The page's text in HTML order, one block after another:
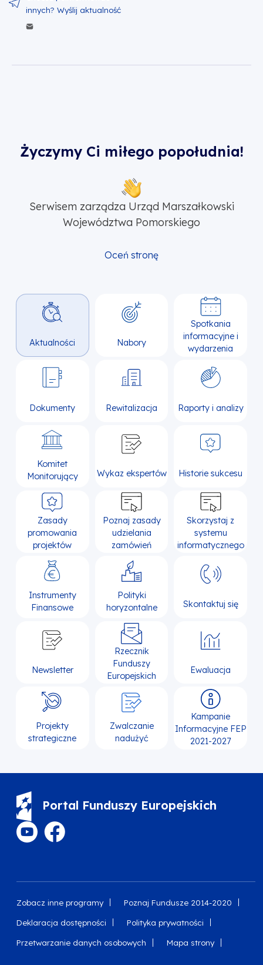
Życzymy Ci miłego popołudnia!
Serwisem zarządza Urząd Marszałkowski
Województwa Pomorskiego
Oceń stronę
Aktualności Nabory
Spotkania
informacyjne i
wydarzenia
Dokumenty Rewitalizacja Raporty i analizy
Komitet
Monitorujący
Wykaz ekspertów Historie sukcesu
Zasady
promowania
projektów
Poznaj zasady
udzielania
zamówień
Skorzystaj z
systemu
informatycznego
Instrumenty
Finansowe
Polityki
horyzontalne
Skontaktuj się
Newsletter
Rzecznik
Funduszy
Europejskich
Ewaluacja
Projekty
strategiczne
Zwalczanie
nadużyć
Kampanie
Informacyjne FEP
2021-2027
Portal Funduszy Europejskich
Zobacz inne programy Poznaj Fundusze 2014-2020
Deklaracja dostępności Polityka prywatności
Przetwarzanie danych osobowych Mapa strony